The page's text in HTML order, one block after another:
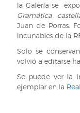
la Galería se
Gramática
Juan de Porras.
incunables de la
Solo se
volvió a editarse
Se puede ver la
ejemplar en la